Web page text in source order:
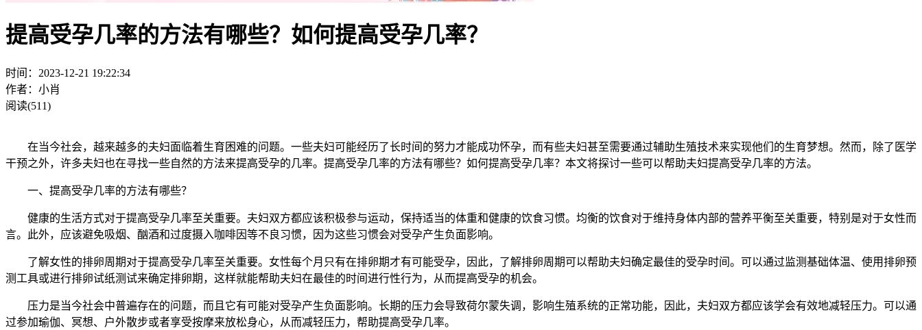
提高受孕几率的方法有哪些？如何提高受孕几率？
时间：2023-12-21 19:22:34
作者：小肖
阅读(511)
在当今社会，越来越多的夫妇面临着生育困难的问题。一些夫妇可能经历了长时间的努力才能成功怀孕，而有些夫妇甚至需要通过辅助生殖技术来实现他们的生育梦想。然而，除了医学
干预之外，许多夫妇也在寻找一些自然的方法来提高受孕的几率。提高受孕几率的方法有哪些？如何提高受孕几率？本文将探讨一些可以帮助夫妇提高受孕几率的方法。
一、提高受孕几率的方法有哪些？
健康的生活方式对于提高受孕几率至关重要。夫妇双方都应该积极参与运动，保持适当的体重和健康的饮食习惯。均衡的饮食对于维持身体内部的营养平衡至关重要，特别是对于女性而
言。此外，应该避免吸烟、酗酒和过度摄入咖啡因等不良习惯，因为这些习惯会对受孕产生负面影响。
了解女性的排卵周期对于提高受孕几率至关重要。女性每个月只有在排卵期才有可能受孕，因此，了解排卵周期可以帮助夫妇确定最佳的受孕时间。可以通过监测基础体温、使用排卵预
测工具或进行排卵试纸测试来确定排卵期，这样就能帮助夫妇在最佳的时间进行性行为，从而提高受孕的机会。
压力是当今社会中普遍存在的问题，而且它有可能对受孕产生负面影响。长期的压力会导致荷尔蒙失调，影响生殖系统的正常功能，因此，夫妇双方都应该学会有效地减轻压力。可以通
过参加瑜伽、冥想、户外散步或者享受按摩来放松身心，从而减轻压力，帮助提高受孕几率。